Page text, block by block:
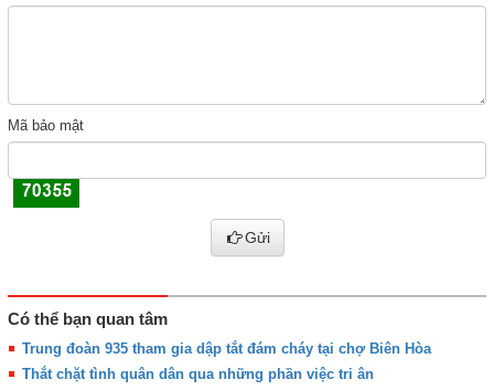
Mã bảo mật
Gửi
Có thể bạn quan tâm
Trung đoàn 935 tham gia dập tắt đám cháy tại chợ Biên Hòa
Thắt chặt tình quân dân qua những phần việc tri ân